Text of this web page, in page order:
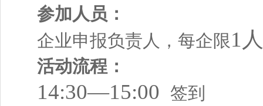
参加人员：
企业申报负责人，每企限1人
活动流程 ：
14:30—15:00 签到